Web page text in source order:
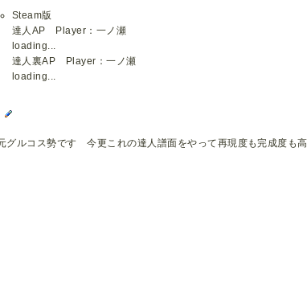
Steam版
達人AP Player：一ノ瀬
loading...
達人裏AP Player：一ノ瀬
loading...
グルコス勢です 今更これの達人譜面をやって再現度も完成度も